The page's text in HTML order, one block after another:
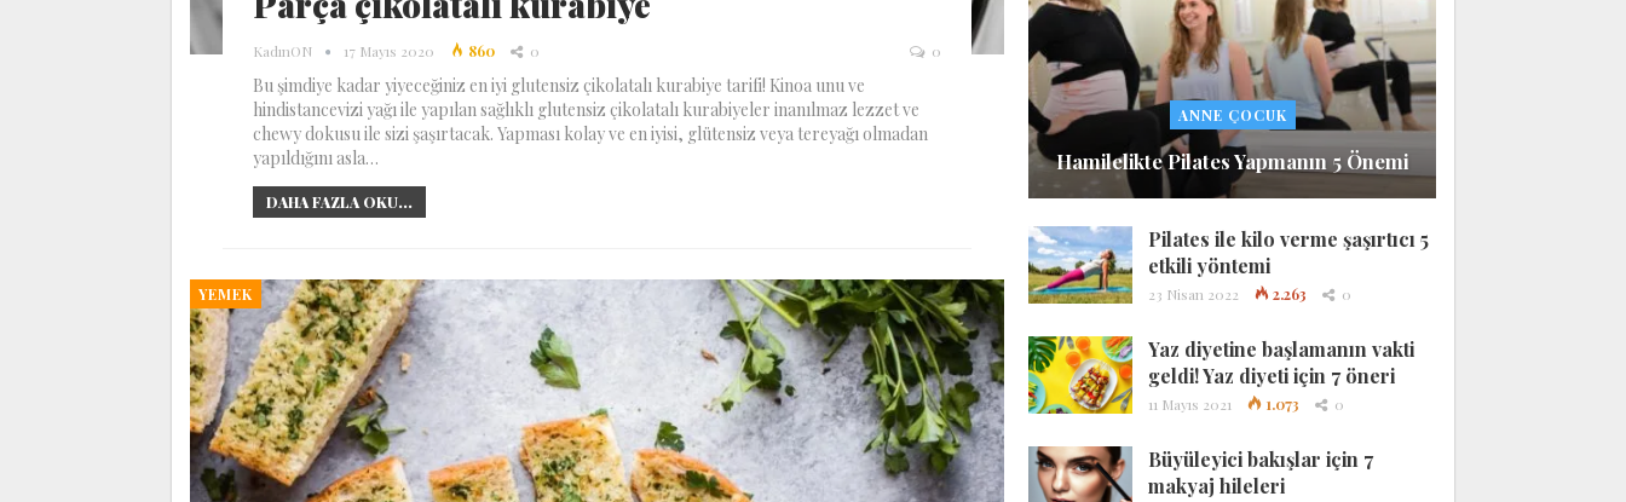
KadınON 17 Mayıs 2020 860 0 0
Bu şimdiye kadar yiyeceğiniz en iyi glutensiz çikolatalı kurabiye tarifi! Kinoa unu ve
hindistancevizi yağı ile yapılan sağlıklı glutensiz çikolatalı kurabiyeler inanılmaz lezzet ve
chewy dokusu ile sizi şaşırtacak. Yapması kolay ve en iyisi, glütensiz veya tereyağı olmadan
yapıldığını asla…
DAHA FAZLA OKU...
YEMEK
ANNE ÇOCUK
Hamilelikte Pilates Yapmanın 5 Önemi
Pilates ile kilo verme şaşırtıcı 5
etkili yöntemi
23 Nisan 2022 2.263 0
Yaz diyetine başlamanın vakti
geldi! Yaz diyeti için 7 öneri
11 Mayıs 2021 1.073 0
Büyüleyici bakışlar için 7
makyaj hileleri